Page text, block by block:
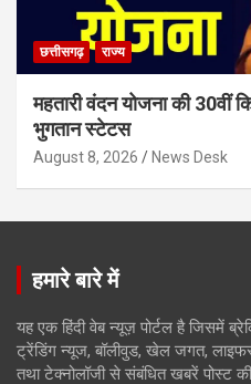
छत्तीसगढ़ राज्य
महतारी वंदन योजना की 30वीं
भुगतान स्टेटस
August 8, 2026 News Desk
हमारे बारे में
यह एक हिंदी वेब न्यूज़ पोर्टल है जिसमें
ट्रेंडिंग न्यूज, बॉलीवुड, खेल जगत,
तथा टेक्नोलॉजी से संबंधित खबरें पोस्ट